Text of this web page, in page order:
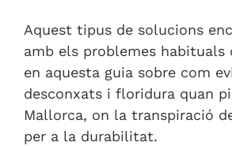
Aquest tipus de solucions
amb els problemes habituals
en aquesta guia sobre com
desconxats i floridura quan
Mallorca, on la transpiració
per a la durabilitat.